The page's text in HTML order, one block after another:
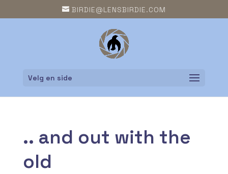
BIRDIE@LENSBIRDIE.COM
Velg en side
.. and out with the
old